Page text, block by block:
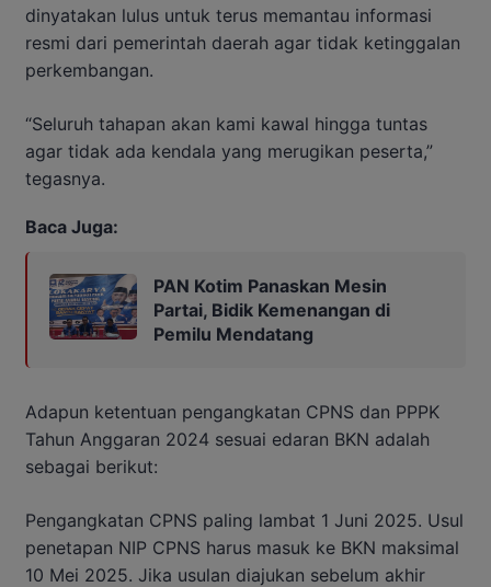
dinyatakan lulus untuk terus memantau informasi
resmi dari pemerintah daerah agar tidak ketinggalan
perkembangan.
“Seluruh tahapan akan kami kawal hingga tuntas
agar tidak ada kendala yang merugikan peserta,”
tegasnya.
Baca Juga:
PAN Kotim Panaskan Mesin
Partai, Bidik Kemenangan di
Pemilu Mendatang
Adapun ketentuan pengangkatan CPNS dan PPPK
Tahun Anggaran 2024 sesuai edaran BKN adalah
sebagai berikut:
Pengangkatan CPNS paling lambat 1 Juni 2025. Usul
penetapan NIP CPNS harus masuk ke BKN maksimal
10 Mei 2025. Jika usulan diajukan sebelum akhir